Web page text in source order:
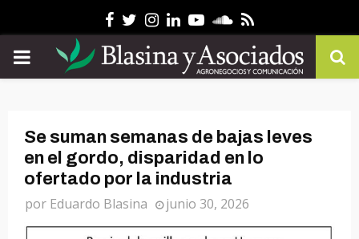
Facebook
Twitter
Instagram
Linkedin
YoutubeSoundcloud
Rss
PRIMARY
Se suman semanas de bajas leves
en el gordo, disparidad en lo
ofertado por la industria
por Eduardo Blasina junio 30, 2026